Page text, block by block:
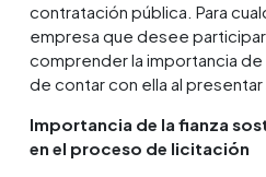
contratación pública. Para
empresa que desee
comprender la importancia
de contar con ella al
Importancia de la fianza
en el proceso de licitación